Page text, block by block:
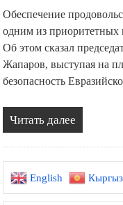
Обеспечение
одним из
Об этом сказал
Жапаров, выступая на
безопасность
Читать далее
English